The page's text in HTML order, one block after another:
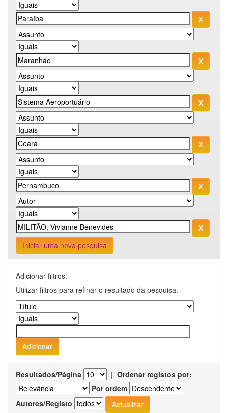
Iniciar uma nova pesquisa
Adicionar filtros:
Utilizar filtros para refinar o resultado da pesquisa.
Resultados/Página | Ordenar registos por:
Por ordem
Autores/Registo